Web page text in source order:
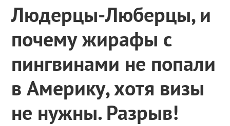
Людерцы-Люберцы, и
почему жирафы с
пингвинами не попали
в Америку, хотя визы
не нужны. Разрыв!